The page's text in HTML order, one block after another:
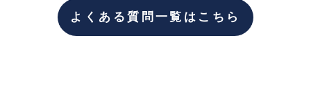
が持続します。繰り返し行う事で、持続期間が
長くなることもありますので、定期的の注入を
おすすめします。
よくある質問一覧はこちら